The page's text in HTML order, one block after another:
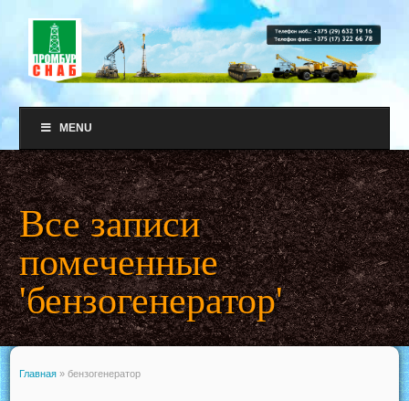
MENU
Все записи
помеченные
'бензогенератор'
Главная » бензогенератор